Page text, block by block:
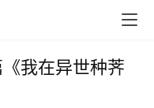
我在异世种荠